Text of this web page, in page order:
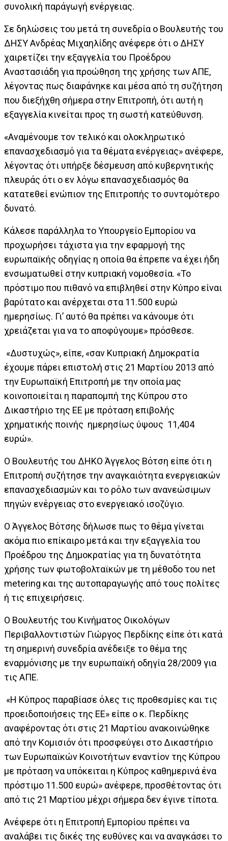
συνολική παράγωγή ενέργειας.
Σε δηλώσεις του μετά τη συνεδρία ο Βουλευτής του
ΔΗΣΥ Ανδρέας Μιχαηλίδης ανέφερε ότι ο ΔΗΣΥ
χαιρετίζει την εξαγγελία του Προέδρου
Αναστασιάδη για προώθηση της χρήσης των ΑΠΕ,
λέγοντας πως διαφάνηκε και μέσα από τη συζήτηση
που διεξήχθη σήμερα στην Επιτροπή, ότι αυτή η
εξαγγελία κινείται προς τη σωστή κατεύθυνση.
«Αναμένουμε τον τελικό και ολοκληρωτικό
επανασχεδιασμό για τα θέματα ενέργειας» ανέφερε,
λέγοντας ότι υπήρξε δέσμευση από κυβερνητικής
πλευράς ότι ο εν λόγω επανασχεδιασμός θα
κατατεθεί ενώπιον της Επιτροπής το συντομότερο
δυνατό.
Κάλεσε παράλληλα το Υπουργείο Εμπορίου να
προχωρήσει τάχιστα για την εφαρμογή της
ευρωπαϊκής οδηγίας η οποία θα έπρεπε να έχει ήδη
ενσωματωθεί στην κυπριακή νομοθεσία. «Το
πρόστιμο που πιθανό να επιβληθεί στην Κύπρο είναι
βαρύτατο και ανέρχεται στα 11.500 ευρώ
ημερησίως. Γι’ αυτό θα πρέπει να κάνουμε ότι
χρειάζεται για να το αποφύγουμε» πρόσθεσε.
«Δυστυχώς», είπε, «σαν Κυπριακή Δημοκρατία
έχουμε πάρει επιστολή στις 21 Μαρτίου 2013 από
την Ευρωπαϊκή Επιτροπή με την οποία μας
κοινοποιείται η παραπομπή της Κύπρου στο
Δικαστήριο της ΕΕ με πρόταση επιβολής
χρηματικής ποινής ημερησίως ύψους 11,404
ευρώ».
Ο Βουλευτής του ΔΗΚΟ Άγγελος Βότση είπε ότι η
Επιτροπή συζήτησε την αναγκαιότητα ενεργειακών
επανασχεδιασμών και το ρόλο των ανανεώσιμων
πηγών ενέργειας στο ενεργειακό ισοζύγιο.
Ο Άγγελος Βότσης δήλωσε πως το θέμα γίνεται
ακόμα πιο επίκαιρο μετά και την εξαγγελία του
Προέδρου της Δημοκρατίας για τη δυνατότητα
χρήσης των φωτοβολταϊκών με τη μέθοδο του net
metering και της αυτοπαραγωγής από τους πολίτες
ή τις επιχειρήσεις.
Ο Βουλευτής του Κινήματος Οικολόγων
Περιβαλλοντιστών Γιώργος Περδίκης είπε ότι κατά
τη σημερινή συνεδρία ανέδειξε το θέμα της
εναρμόνισης με την ευρωπαϊκή οδηγία 28/2009 για
τις ΑΠΕ.
«Η Κύπρος παραβίασε όλες τις προθεσμίες και τις
προειδοποιήσεις της ΕΕ» είπε ο κ. Περδίκης
αναφέροντας ότι στις 21 Μαρτίου ανακοινώθηκε
από την Κομισιόν ότι προσφεύγει στο Δικαστήριο
των Ευρωπαϊκών Κοινοτήτων εναντίον της Κύπρου
με πρόταση να υπόκειται η Κύπρος καθημερινά ένα
πρόστιμο 11.500 ευρώ» ανέφερε, προσθέτοντας ότι
από τις 21 Μαρτίου μέχρι σήμερα δεν έγινε τίποτα.
Ανέφερε ότι η Επιτροπή Εμπορίου πρέπει να
αναλάβει τις δικές της ευθύνες και να αναγκάσει το